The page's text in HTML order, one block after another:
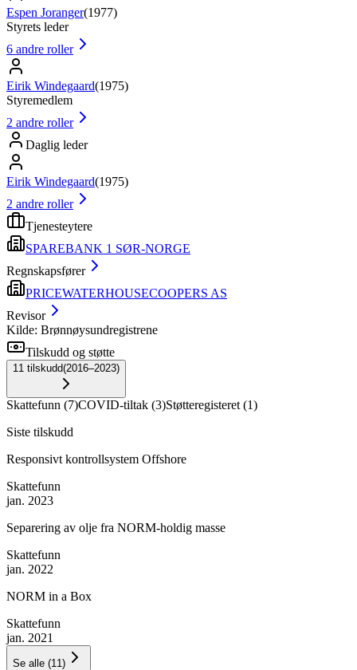
Espen Joranger(1977)
Styrets leder
6 andre roller
Eirik Windegaard(1975)
Styremedlem
2 andre roller
Daglig leder
Eirik Windegaard(1975)
2 andre roller
Tjenesteytere
SPAREBANK 1 SØR-NORGE
Regnskapsfører
PRICEWATERHOUSECOOPERS AS
Revisor
Kilde: Brønnøysundregistrene
Tilskudd og støtte
11 tilskudd(2016–2023)
Skattefunn (7)COVID-tiltak (3)Støtteregisteret (1)
Siste tilskudd
Responsivt kontrollsystem Offshore
Skattefunn
jan. 2023
Separering av olje fra NORM-holdig masse
Skattefunn
jan. 2022
NORM in a Box
Skattefunn
jan. 2021
Se alle (11)